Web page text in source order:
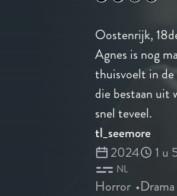
Oostenrijk,
Agnes is nog
thuisvoelt in de
die bestaan uit
snel teveel.
tl_seemore
2024
1 u
NL
Horror Drama